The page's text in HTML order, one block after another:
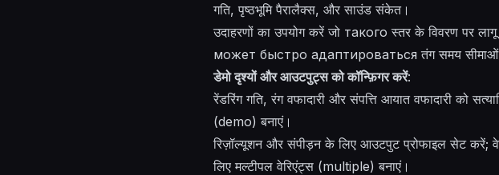
गति, पृष्ठभूमि पैरालैक्स, और साउंड संकेत।
उदाहरणों का उपयोग करें जो такого स्तर के विवरण
может быстро адаптироваться तंग समय
डेमो दृश्यों और आउटपुट्स को कॉन्फ़िगर करें:
रेंडरिंग गति, रंग वफादारी और संपत्ति आयात वफादारी को
(demo) बनाएं।
रिज़ॉल्यूशन और संपीड़न के लिए आउटपुट प्रोफाइल सेट
लिए मल्टीपल वेरिएंट्स (multiple) बनाएं।